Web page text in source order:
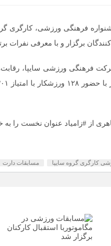
فرهنگی ورزشی، کارگری
برگزار و با معرفی نفرات
از #زامیاد عنوان نخست را
کارگری گروه سایپا مسابقات دارت